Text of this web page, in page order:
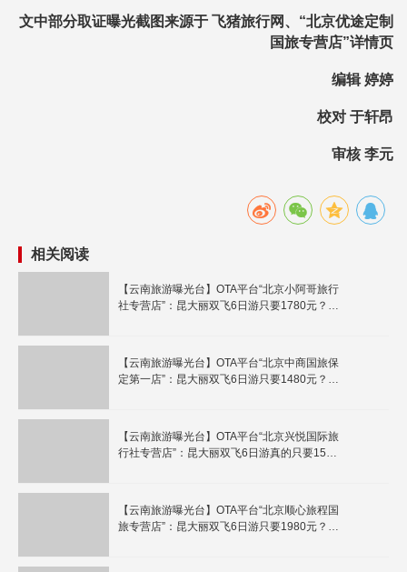
文中部分取证曝光截图来源于 飞猪旅行网、 “北京优途定制
国旅专营店”详情页
编辑 婷婷
校对 于轩昂
审核 李元
相关阅读
【云南旅游曝光台】OTA平台“北京小阿哥旅行
社专营店”：昆大丽双飞6日游只要1780元？标
【云南旅游曝光台】OTA平台“北京中商国旅保
定第一店”：昆大丽双飞6日游只要1480元？需
【云南旅游曝光台】OTA平台“北京兴悦国际旅
行社专营店”：昆大丽双飞6日游真的只要1580
【云南旅游曝光台】OTA平台“北京顺心旅程国
旅专营店”：昆大丽双飞6日游只要1980元？需